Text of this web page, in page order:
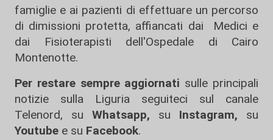
famiglie e ai pazienti di effettuare un percorso
di dimissioni protetta, affiancati dai Medici e
dai Fisioterapisti dell'Ospedale di Cairo
Montenotte.
Per restare sempre aggiornati sulle principali
notizie sulla Liguria seguiteci sul canale
Telenord, su
Whatsapp, su Instagram, su
Youtube e su Facebook.